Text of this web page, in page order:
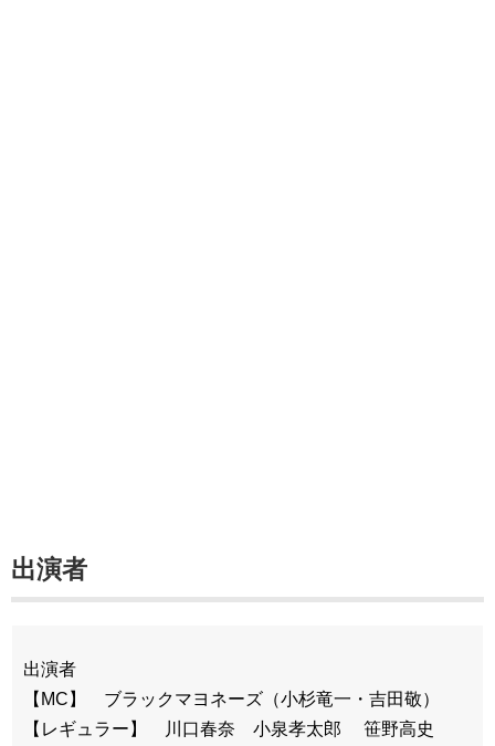
出演者
出演者
【MC】 ブラックマヨネーズ（小杉竜一・吉田敬）
【レギュラー】 川口春奈 小泉孝太郎 笹野高史